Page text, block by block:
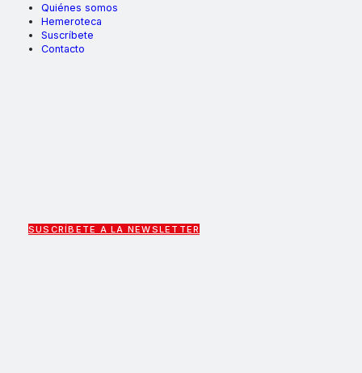
Quiénes somos
Hemeroteca
Suscríbete
Contacto
SUSCRÍBETE A LA NEWSLETTER